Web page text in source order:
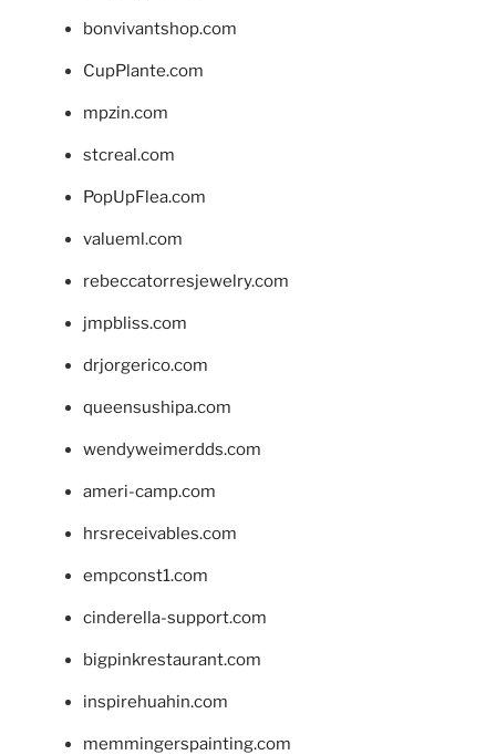
bonvivantshop.com
CupPlante.com
mpzin.com
stcreal.com
PopUpFlea.com
valueml.com
rebeccatorresjewelry.com
jmpbliss.com
drjorgerico.com
queensushipa.com
wendyweimerdds.com
ameri-camp.com
hrsreceivables.com
empconst1.com
cinderella-support.com
bigpinkrestaurant.com
inspirehuahin.com
memmingerspainting.com